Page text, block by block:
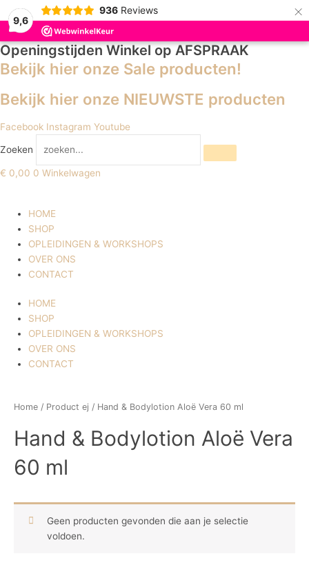
9,6
936 Reviews ×
Openingstijden Winkel op AFSPRAAK
Bekijk hier onze Sale producten!
Bekijk hier onze NIEUWSTE producten
Facebook Instagram Youtube
Zoeken
€ 0,00 0 Winkelwagen
HOME
SHOP
OPLEIDINGEN & WORKSHOPS
OVER ONS
CONTACT
HOME
SHOP
OPLEIDINGEN & WORKSHOPS
OVER ONS
CONTACT
Home / Product ej / Hand & Bodylotion Aloë Vera 60 ml
Hand & Bodylotion Aloë Vera
60 ml
Geen producten gevonden die aan je selectie
voldoen.